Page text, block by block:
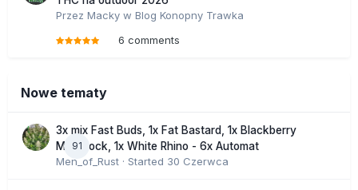
Przez Macky w Blog Konopny Trawka
6 comments
Nowe tematy
91
3x mix Fast Buds, 1x Fat Bastard, 1x Blackberry
Moonrock, 1x White Rhino - 6x Automat
Men_of_Rust · Started 30 Czerwca